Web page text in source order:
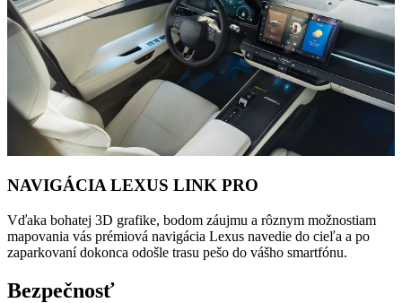
NAVIGÁCIA LEXUS LINK PRO
Vďaka bohatej 3D grafike, bodom záujmu a rôznym možnostiam
mapovania vás prémiová navigácia Lexus navedie do cieľa a po
zaparkovaní dokonca odošle trasu pešo do vášho smartfónu.
Bezpečnosť